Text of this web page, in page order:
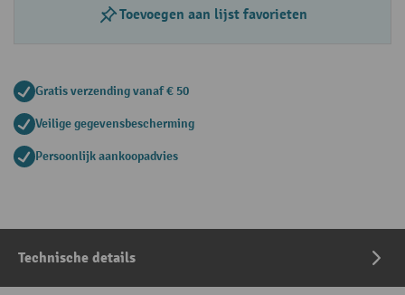
Toevoegen aan lijst favorieten
Gratis verzending vanaf € 50
Veilige gegevensbescherming
Persoonlijk aankoopadvies
Technische details